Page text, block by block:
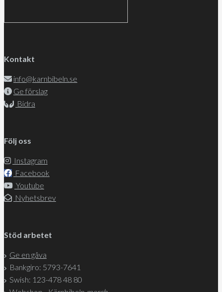
Kontakt
info@karnbibeln.se
Ge förslag
Bidra
Följ oss
Instagram
Facebook
Youtube
Nyhetsbrev
Stöd arbetet
Ge en gåva
Bankgiro: 5793-7641
Swish: 123-478 48 80